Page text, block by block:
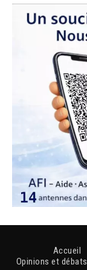
Accueil
Opinions et débats